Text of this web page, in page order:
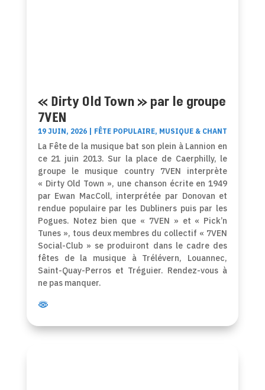
« Dirty Old Town » par le groupe
7VEN
19 JUIN, 2026| FÊTE POPULAIRE, MUSIQUE & CHANT
La Fête de la musique bat son plein à Lannion en
ce 21 juin 2013. Sur la place de Caerphilly, le
groupe le musique country 7VEN interprète
« Dirty Old Town », une chanson écrite en 1949
par Ewan MacColl, interprétée par Donovan et
rendue populaire par les Dubliners puis par les
Pogues. Notez bien que « 7VEN » et « Pick’n
Tunes », tous deux membres du collectif « 7VEN
Social-Club » se produiront dans le cadre des
fêtes de la musique à Trélévern, Louannec,
Saint-Quay-Perros et Tréguier. Rendez-vous à
ne pas manquer.